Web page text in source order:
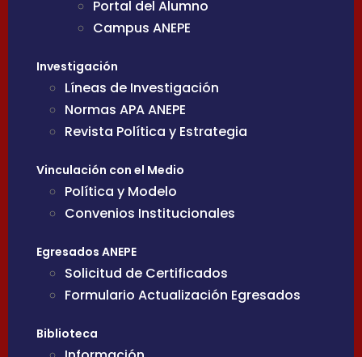
Portal del Alumno
Campus ANEPE
Investigación
Líneas de Investigación
Normas APA ANEPE
Revista Política y Estrategia
Vinculación con el Medio
Política y Modelo
Convenios Institucionales
Egresados ANEPE
Solicitud de Certificados
Formulario Actualización Egresados
Biblioteca